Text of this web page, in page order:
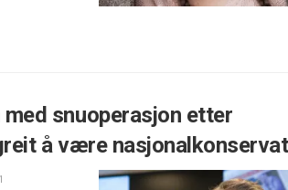
snuoperasjon etter
å være